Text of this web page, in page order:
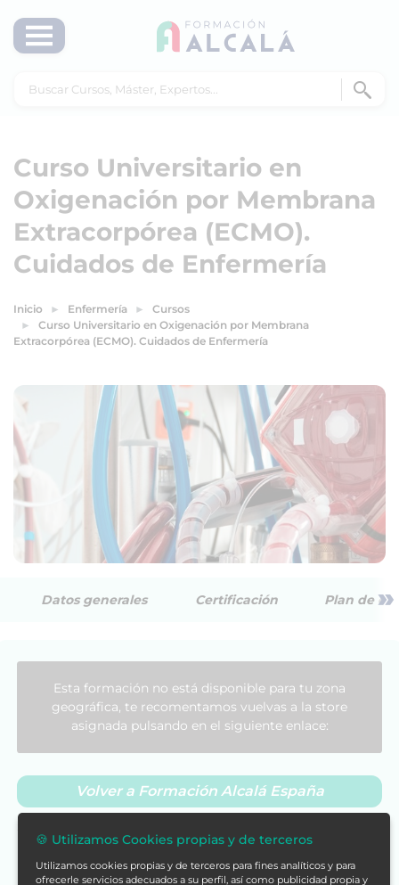
Curso Universitario en
Oxigenación por Membrana
Extracorpórea (ECMO).
Cuidados de Enfermería
Inicio Enfermería
Cursos
Curso Universitario en Oxigenación por Membrana
Extracorpórea (ECMO). Cuidados de Enfermería
Datos generales Certificación Plan de »
Esta formación no está disponible para tu zona
geográfica, te recomentamos vuelvas a la store
asignada pulsando en el siguiente enlace:
Volver a Formación Alcalá España
para asesorarte.
🍪 Utilizamos Cookies propias y de terceros
Utilizamos cookies propias y de terceros para fines analíticos y para
ofrecerle servicios adecuados a su perfil, así como publicidad propia y